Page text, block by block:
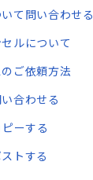
て問い合わせる
ルについて
ご依頼方法
合わせる
ーする
トする